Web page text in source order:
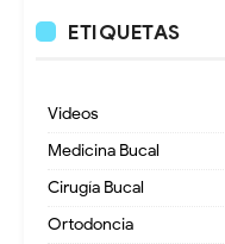
ETIQUETAS
Videos
Medicina Bucal
Cirugía Bucal
Ortodoncia